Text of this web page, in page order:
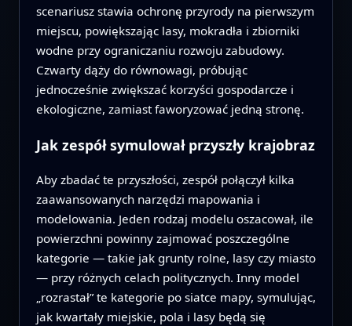
scenariusz stawia ochronę przyrody na pierwszym
miejscu, powiększając lasy, mokradła i zbiorniki
wodne przy ograniczaniu rozwoju zabudowy.
Czwarty dąży do równowagi, próbując
jednocześnie zwiększać korzyści gospodarcze i
ekologiczne, zamiast faworyzować jedną stronę.
Jak zespół symulował przyszły krajobraz
Aby zbadać te przyszłości, zespół połączył kilka
zaawansowanych narzędzi mapowania i
modelowania. Jeden rodzaj modelu oszacował, ile
powierzchni powinny zajmować poszczególne
kategorie — takie jak grunty rolne, lasy czy miasto
— przy różnych celach politycznych. Inny model
„rozrastał” te kategorie po siatce mapy, symulując,
jak kwartały miejskie, pola i lasy będą się